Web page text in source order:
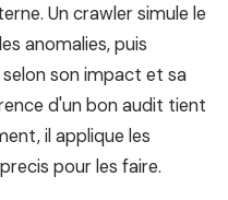
Un crawler simule le
anomalies, puis
son impact et sa
d'un bon audit tient
il applique les
pour les faire.